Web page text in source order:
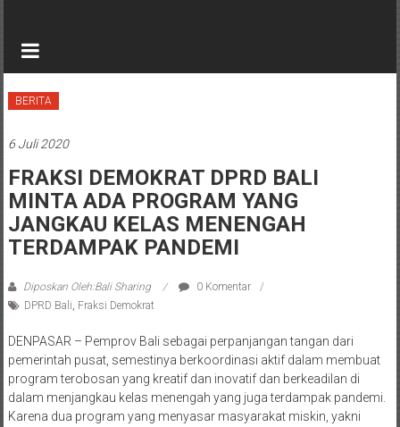
BERITA
6 Juli 2020
FRAKSI DEMOKRAT DPRD BALI
MINTA ADA PROGRAM YANG
JANGKAU KELAS MENENGAH
TERDAMPAK PANDEMI
Diposkan Oleh:Bali Sharing
0 Komentar
DPRD Bali, Fraksi Demokrat
DENPASAR – Pemprov Bali sebagai perpanjangan tangan dari
pemerintah pusat, semestinya berkoordinasi aktif dalam membuat
program terobosan yang kreatif dan inovatif dan berkeadilan di
dalam menjangkau kelas menengah yang juga terdampak pandemi.
Karena dua program yang menyasar masyarakat miskin, yakni